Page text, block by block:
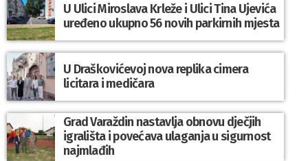
U Ulici Miroslava Krleže i Ulici Tina Ujevića
uređeno ukupno 56 novih parkirnih mjesta
U Draškovićevoj nova replika cimera
licitara i medičara
Grad Varaždin nastavlja obnovu dječjih
igrališta i povećava ulaganja u sigurnost
najmlađih